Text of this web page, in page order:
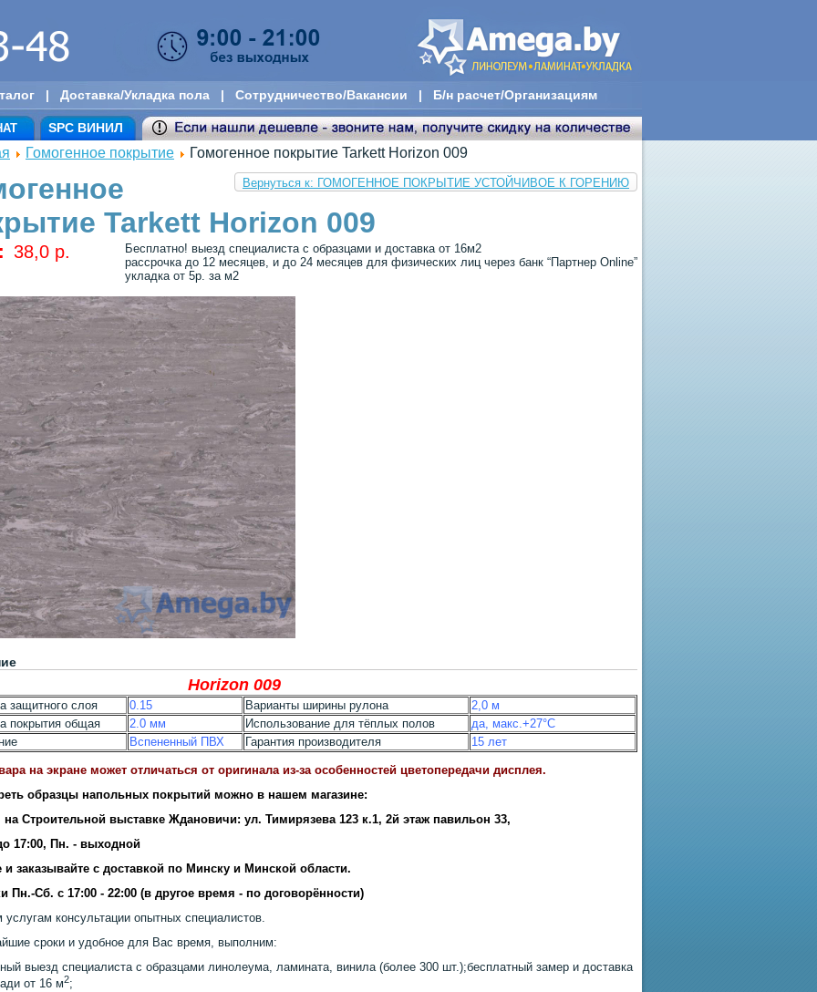
| Доставка/Укладка пола | Сотрудничество/Вакансии | Б/н расчет/Организациям
SPC ВИНИЛ
Гомогенное покрытие Гомогенное покрытие Tarkett Horizon 009
Вернуться к: ГОМОГЕННОЕ ПОКРЫТИЕ УСТОЙЧИВОЕ К ГОРЕНИЮ
Tarkett Horizon 009
Бесплатно! выезд специалиста с образцами и доставка от 16м2
рассрочка до 12 месяцев, и до 24 месяцев для физических лиц через банк “Партнер Online”
укладка от 5р. за м2
38,0 p.
Horizon 009
защитного слоя 0.15 Варианты ширины рулона
2,0 м
покрытия общая
2.0 мм Использование для тёплых полов
да, макс.+27°С
Вспененный ПВХ Гарантия производителя 15 лет
на экране может отличаться от оригинала из-за особенностей цветопередачи дисплея.
образцы напольных покрытий можно в нашем магазине:
на Строительной выставке Ждановичи: ул. Тимирязева 123 к.1, 2й этаж павильон 33,
17:00, Пн. - выходной
и заказывайте с доставкой по Минску и Минской области.
Пн.-Сб. с 17:00 - 22:00 (в другое время - по договорённости)
консультации опытных специалистов.
сроки и удобное для Вас время, выполним:
выезд специалиста с образцами линолеума, ламината, винила (более 300 шт.);бесплатный замер и доставка
от 16 м2;